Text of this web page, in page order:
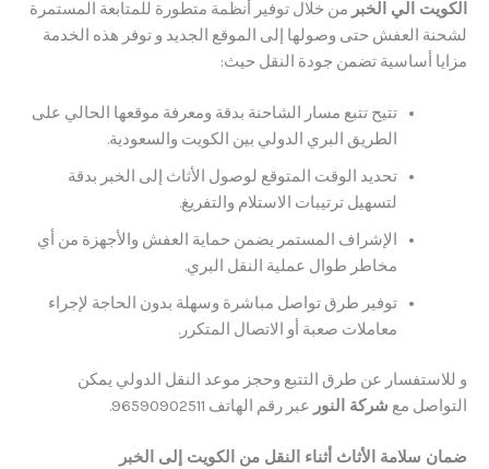
الي الخبرمن خلال توفير أنظمة متطورة للمتابعة المستمرة
العفش حتى وصولها إلى الموقع الجديد و توفر هذه الخدمة
أساسية تضمن جودة النقل حيث:
تتيح تتبع مسار الشاحنة بدقة ومعرفة موقعها الحالي على
الطريق البري الدولي بين الكويت والسعودية.
تحديد الوقت المتوقع لوصول الأثاث إلى الخبر بدقة
لتسهيل ترتيبات الاستلام والتفريغ.
الإشراف المستمر يضمن حماية العفش والأجهزة من أي
مخاطر طوال عملية النقل البري.
توفير طرق تواصل مباشرة وسهلة بدون الحاجة لإجراء
معاملات صعبة أو الاتصال المتكرر.
عن طرق التتبع وحجز موعد النقل الدولي يمكن
معشركة النورعبر رقم الهاتف 96590902511.
الأثاث أثناء النقل من الكويت إلى الخبر